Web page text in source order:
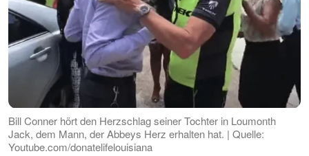
Bill Conner hört den Herzschlag seiner Tochter in Loumonth
Jack, dem Mann, der Abbeys Herz erhalten hat. | Quelle:
Youtube.com/donatelifelouisiana